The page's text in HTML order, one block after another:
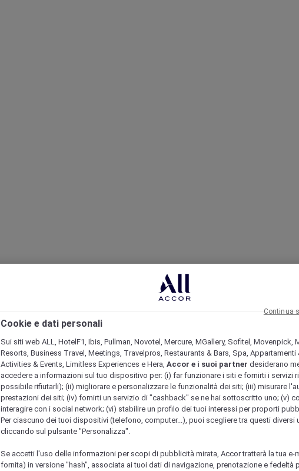
Cookie e dati personali
Sui siti web ALL, HotelF1, Ibis, Pullman, Novotel, Mercure, MGallery, Sofitel, Movenpick,
Resorts, Business Travel, Meetings, Travelpros, Restaurants & Bars, Spa, Appartamenti
Activities & Events, Limitless Experiences e Hera, Accor e i suoi partner desiderano
accedere a informazioni sul tuo dispositivo per: (i) far funzionare i siti e fornirti i servizi
possibile rifiutarli); (ii) migliorare e personalizzare le funzionalità dei siti; (iii) misurare
prestazioni dei siti; (iv) fornirti un servizio di "cashback" se ne hai sottoscritto uno; (v)
interagire con i social network; (vi) stabilire un profilo dei tuoi interessi per proporti
Per ciascuno dei tuoi dispositivi (telefono, computer...), puoi scegliere tra questi diversi
cliccando sul pulsante "Personalizza".
Se accetti l'uso delle informazioni per scopi di pubblicità mirata, Accor tratterà la tua e-
fornita) in versione "hash", associata ai tuoi dati di navigazione, prenotazione e fedeltà
Continua